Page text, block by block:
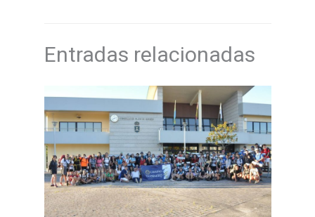
Entradas relacionadas